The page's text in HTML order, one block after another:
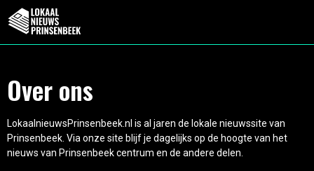
Over ons
LokaalnieuwsPrinsenbeek.nl is al jaren de lokale nieuwssite van
Prinsenbeek. Via onze site blijf je dagelijks op de hoogte van het
nieuws van Prinsenbeek centrum en de andere delen.